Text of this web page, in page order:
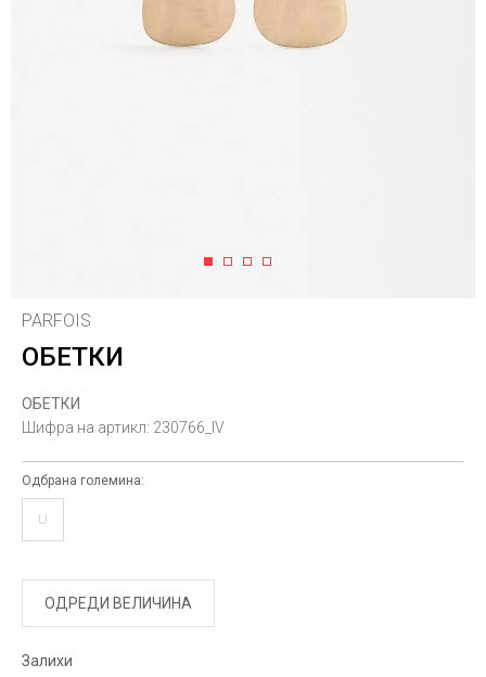
1 2 3 4
PARFOIS
ОБЕТКИ
ОБЕТКИ
Шифра на артикл: 230766_IV
Одбрана големина:
U
ОДРЕДИ ВЕЛИЧИНА
Залихи